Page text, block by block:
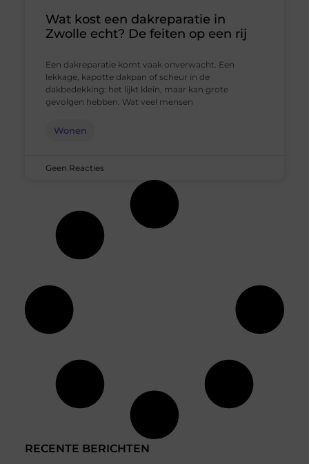
RECENTE BERICHTEN
Wat kost een dakreparatie in
Zwolle echt? De feiten op een rij
Een dakreparatie komt vaak onverwacht. Een
lekkage, kapotte dakpan of scheur in de
dakbedekking: het lijkt klein, maar kan grote
gevolgen hebben. Wat veel mensen
Wonen
Geen Reacties